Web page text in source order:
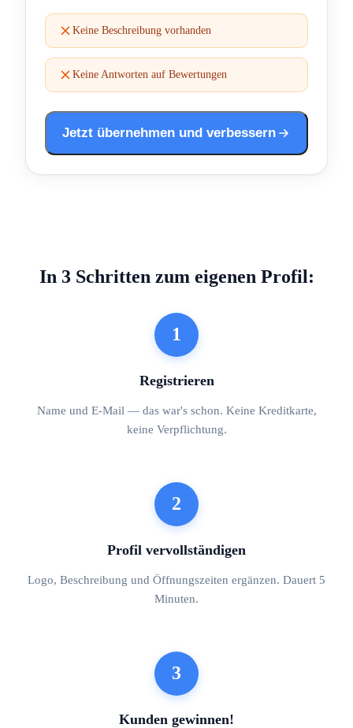
Keine Beschreibung vorhanden
Keine Antworten auf Bewertungen
Jetzt übernehmen und verbessern
In 3 Schritten zum eigenen Profil:
1
Registrieren
Name und E-Mail — das war's schon. Keine Kreditkarte,
keine Verpflichtung.
2
Profil vervollständigen
Logo, Beschreibung und Öffnungszeiten ergänzen. Dauert 5
Minuten.
3
Kunden gewinnen!